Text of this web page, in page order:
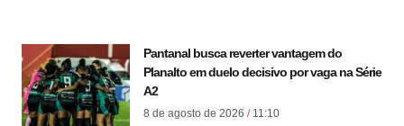
Pantanal busca reverter vantagem do
Planalto em duelo decisivo por vaga na Série
A2
8 de agosto de 2026 11:10